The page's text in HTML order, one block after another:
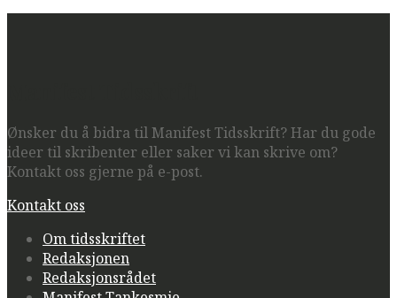
Ønsker du å bidra til Manifest Tidsskrift? Har du gode
ideer til skribenter eller saker vi kan skrive om?
Kontakt oss gjerne på e-post.
Kontakt oss
Om tidsskriftet
Redaksjonen
Redaksjonsrådet